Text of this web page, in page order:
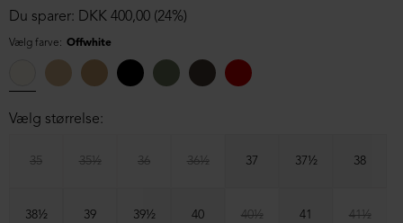
Du sparer: DKK 400,00 (24%)
Vælg farve: Offwhite
Vælg størrelse:
35 35½ 36 36½ 37 37½ 38
38½ 39 39½ 40 40½ 41 41½